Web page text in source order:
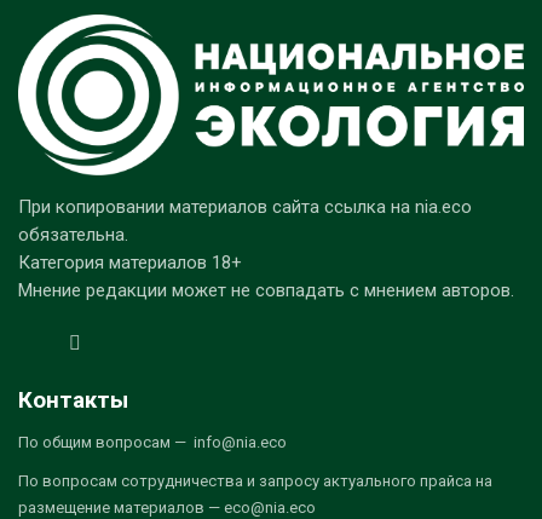
При копировании материалов сайта ссылка на nia.eco
обязательна.
Категория материалов 18+
Мнение редакции может не совпадать с мнением авторов.
Контакты
По общим вопросам — info@nia.eco
По вопросам сотрудничества и запросу актуального прайса на
размещение материалов — eco@nia.eco